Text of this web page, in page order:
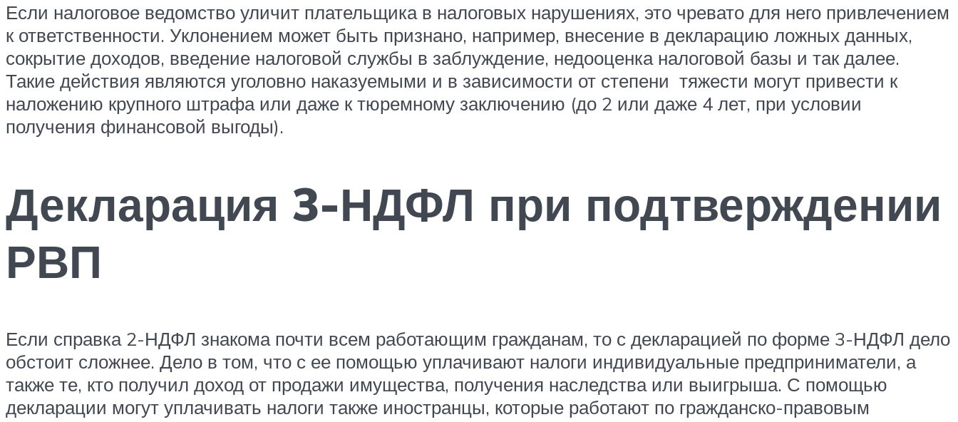
Если налоговое ведомство уличит плательщика в налоговых нарушениях, это чревато для него привлечением
к ответственности. Уклонением может быть признано, например, внесение в декларацию ложных данных,
сокрытие доходов, введение налоговой службы в заблуждение, недооценка налоговой базы и так далее.
Такие действия являются уголовно наказуемыми и в зависимости от степени тяжести могут привести к
наложению крупного штрафа или даже к тюремному заключению (до 2 или даже 4 лет, при условии
получения финансовой выгоды).
Декларация 3-НДФЛ при подтверждении
РВП
Если справка 2-НДФЛ знакома почти всем работающим гражданам, то с декларацией по форме 3-НДФЛ дело
обстоит сложнее. Дело в том, что с ее помощью уплачивают налоги индивидуальные предприниматели, а
также те, кто получил доход от продажи имущества, получения наследства или выигрыша. С помощью
декларации могут уплачивать налоги также иностранцы, которые работают по гражданско-правовым